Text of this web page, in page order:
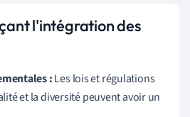
l'intégration des
:Les lois et régulations
et la diversité peuvent avoir un